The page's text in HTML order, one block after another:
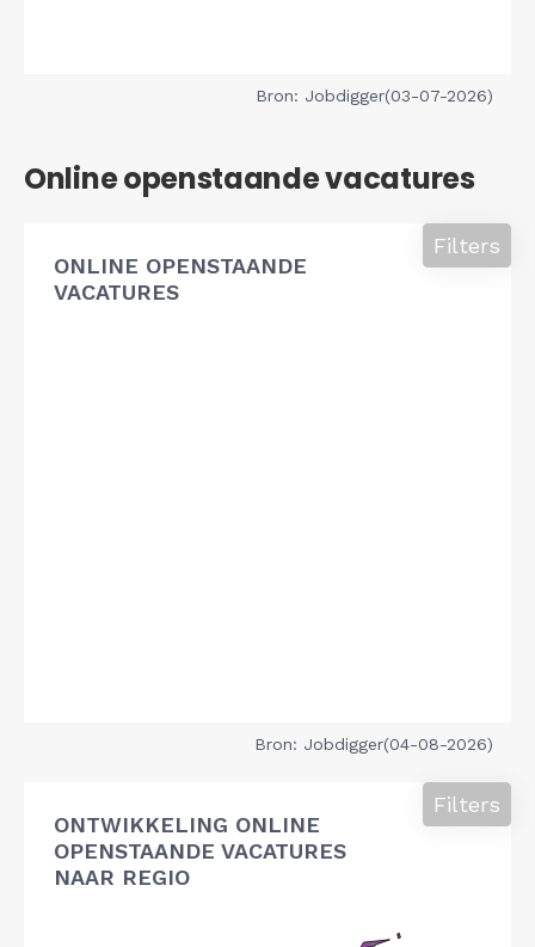
Bron: Jobdigger(03-07-2026)
Online openstaande vacatures
ONLINE OPENSTAANDE
VACATURES
Filters
Bron: Jobdigger(04-08-2026)
ONTWIKKELING ONLINE
OPENSTAANDE VACATURES
NAAR REGIO
Filters